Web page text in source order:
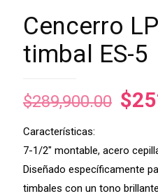
Cencerro
timbal ES-5
$289,900.00 El
era:
$
Características:
7-1/2″ montable, acero
Diseñado específicamente
timbales con un tono